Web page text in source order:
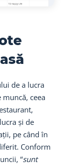
de a lucra
ceea
și de
pe când în
Conform
“sunt